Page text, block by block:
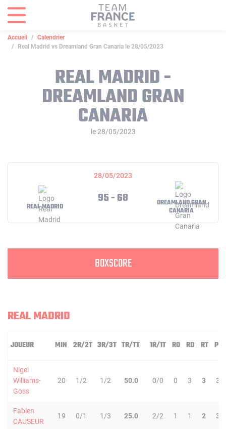
Accueil
Calendrier
Real Madrid vs Dreamland Gran Canaria le 28/05/2023
REAL MADRID -
DREAMLAND GRAN
CANARIA
le 28/05/2023
28/05/2023
REAL MADRID
95 - 68
DREAMLAND GRAN
CANARIA
BOXSCORE
REAL MADRID
JOUEUR MIN 2R/2T 3R/3T TR/TT 1R/1T RO RD RT PD
Nigel
Williams-
Goss
20 1/2 1/2 50.0 0/0 0 3 3 3
Fabien
CAUSEUR
19 0/1 1/3 25.0 2/2 1 1 2 3
Panneau de gestion des cookies